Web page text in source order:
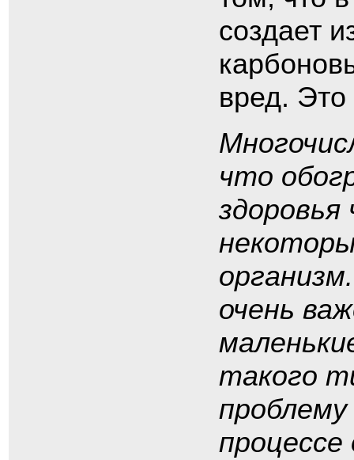
создает
вред. Это
что
очень
такого
проблему